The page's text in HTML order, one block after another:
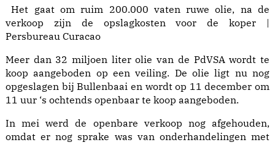
Het gaat om ruim 200.000 vaten ruwe olie, na de
verkoop zijn de opslagkosten voor de koper |
Persbureau Curacao
Meer dan 32 miljoen liter olie van de PdVSA wordt te
koop aangeboden op een veiling. De olie ligt nu nog
opgeslagen bij Bullenbaai en wordt op 11 december om
11 uur ‘s ochtends openbaar te koop aangeboden.
In mei werd de openbare verkoop nog afgehouden,
omdat er nog sprake was van onderhandelingen met